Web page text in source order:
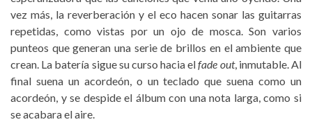
vez más, la reverberación y el eco hacen sonar las guitarras
repetidas, como vistas por un ojo de mosca. Son varios
punteos que generan una serie de brillos en el ambiente que
crean. La batería sigue su curso hacia elfade out, inmutable. Al
final suena un acordeón, o un teclado que suena como un
acordeón, y se despide el álbum con una nota larga, como si
se acabara el aire.